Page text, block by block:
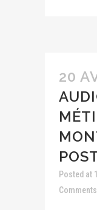
20
Posted at
Comments